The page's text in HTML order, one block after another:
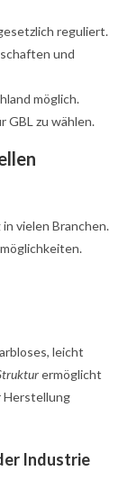
reguliert.
und
möglich.
GBL zu wählen.
vielen Branchen.
leicht
ermöglicht
Herstellung
Industrie